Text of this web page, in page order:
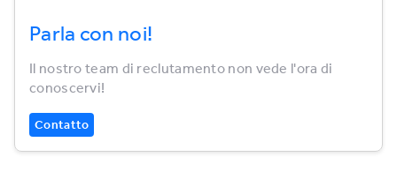
Parla con noi!
Il nostro team di reclutamento non vede l'ora di
conoscervi!
Contatto